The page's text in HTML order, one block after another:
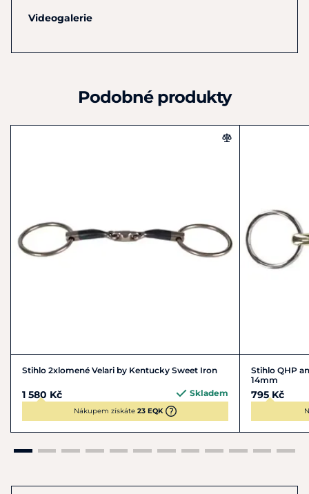
jemné pomůcky
dvojité lomení poskytuje stabilní a rovnoměrný tlak
ideální pro koně s nízkým patrem nebo citlivou ústní
dutinou
volné kroužky zvyšují pohyblivost, podporují
citlivé koně, kteří ocení jemný kontak a volný pohyb
udítka
koně s nízkým patrem náchylné k louskáčkovému
efektu
jezdce, kteří hledají přesnost a pružný kontakt bez
Materiál:Sweet Copper (bez niklu, neoxiduje, podporuje
přirozené slinění).
Pokyny k péči: Po každém použití opláchněte vlažnou
vodou a osušte měkkým hadříkem. Skladujte na suchém
Videogalerie
Podobné produkty
Stihlo 2xlomené Velari by Kentucky Sweet Iron
1 580 Kč Skladem
Nákupem získáte 23 EQK
Stihlo QHP
14mm
795 Kč